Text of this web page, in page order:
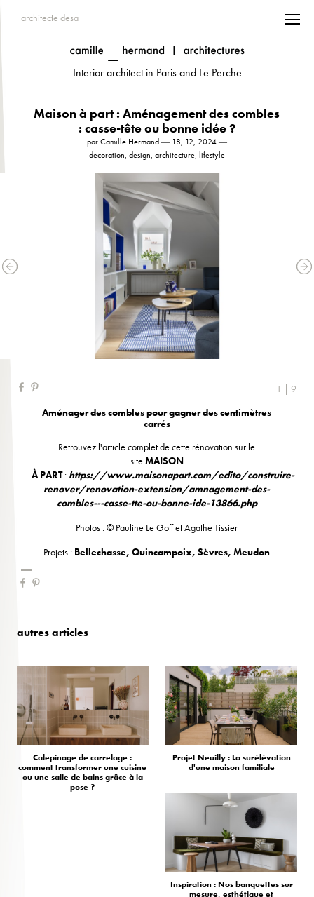
architecte desa
Interior architect in Paris and Le Perche
Maison à part : Aménagement des combles
: casse-tête ou bonne idée ?
par Camille Hermand ― 18, 12, 2024 ―
decoration, design, architecture, lifestyle
1 | 9
Aménager des combles pour gagner des centimètres
carrés
Retrouvez l'article complet de cette rénovation sur le
site MAISON
À PART: https://www.maisonapart.com/edito/construire-
renover/renovation-extension/amnagement-des-
combles---casse-tte-ou-bonne-ide-13866.php
Photos : © Pauline Le Goff et Agathe Tissier
Projets : Bellechasse,Quincampoix,Sèvres,Meudon
autres articles
Calepinage de carrelage :
comment transformer une cuisine
ou une salle de bains grâce à la
pose ?
Projet Neuilly : La surélévation
d'une maison familiale
Inspiration : Nos banquettes sur
mesure, esthétique et